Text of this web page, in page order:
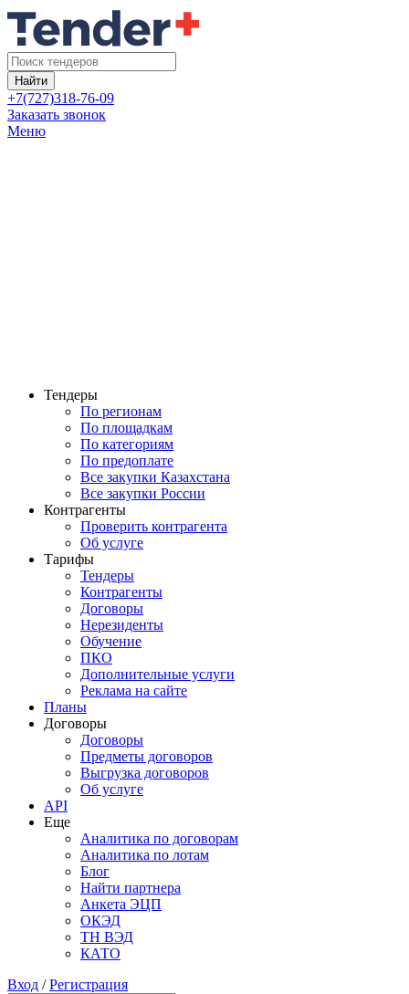
Найти
+7(727)318-76-09
Заказать звонок
Меню
Тендеры
По регионам
По площадкам
По категориям
По предоплате
Все закупки Казахстана
Все закупки России
Контрагенты
Проверить контрагента
Об услуге
Тарифы
Тендеры
Контрагенты
Договоры
Нерезиденты
Обучение
ПКО
Дополнительные услуги
Реклама на сайте
Планы
Договоры
Договоры
Предметы договоров
Выгрузка договоров
Об услуге
API
Еще
Аналитика по договорам
Аналитика по лотам
Блог
Найти партнера
Анкета ЭЦП
ОКЭД
ТН ВЭД
КАТО
Вход /Регистрация